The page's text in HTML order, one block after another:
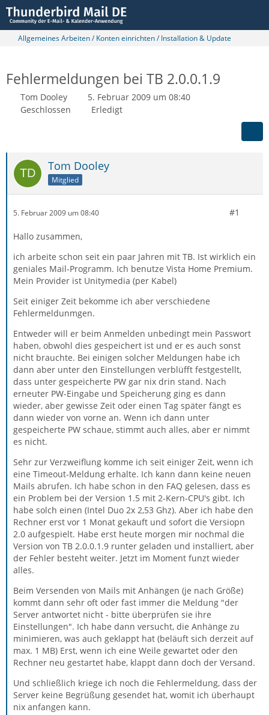
Allgemeines Arbeiten / Konten einrichten / Installation & Update
Fehlermeldungen bei TB 2.0.0.1.9
Tom Dooley
5. Februar 2009 um 08:40
Geschlossen
Erledigt
Tom Dooley
Mitglied
5. Februar 2009 um 08:40 #1
Hallo zusammen,
ich arbeite schon seit ein paar Jahren mit TB. Ist wirklich ein
geniales Mail-Programm. Ich benutze Vista Home Premium.
Mein Provider ist Unitymedia (per Kabel)
Seit einiger Zeit bekomme ich aber verschiedene
Fehlermeldunmgen.
Entweder will er beim Anmelden unbedingt mein Passwort
haben, obwohl dies gespeichert ist und er es auch sonst
nicht brauchte. Bei einigen solcher Meldungen habe ich
dann aber unter den Einstellungen verblüfft festgestellt,
dass unter gespeicherte PW gar nix drin stand. Nach
erneuter PW-Eingabe und Speicherung ging es dann
wieder, aber gewisse Zeit oder einen Tag später fängt es
dann wieder von vorne an. Wenn ich dann unter
gespeicherte PW schaue, stimmt auch alles, aber er nimmt
es nicht.
Sehr zur Verzweiflung komme ich seit einiger Zeit, wenn ich
eine Timeout-Meldung erhalte. Ich kann dann keine neuen
Mails abrufen. Ich habe schon in den FAQ gelesen, dass es
ein Problem bei der Version 1.5 mit 2-Kern-CPU's gibt. Ich
habe solch einen (Intel Duo 2x 2,53 Ghz). Aber ich habe den
Rechner erst vor 1 Monat gekauft und sofort die Versiopn
2.0 aufgespielt. Habe erst heute morgen mir nochmal die
Version von TB 2.0.0.1.9 runter geladen und installiert, aber
der Fehler besteht weiter. Jetzt im Moment funzt wieder
alles.
Beim Versenden von Mails mit Anhängen (je nach Größe)
kommt dann sehr oft oder fast immer die Meldung "der
Server antwortet nicht - bitte überprüfen sie ihre
Einstellungen". Ich habe dann versucht, die Anhänge zu
minimieren, was auch geklappt hat (beläuft sich derzeit auf
max. 1 MB) Erst, wenn ich eine Weile gewartet oder den
Rechner neu gestartet habe, klappt dann doch der Versand.
Und schließlich kriege ich noch die Fehlermeldung, dass der
Server keine Begrüßung gesendet hat, womit ich überhaupt
nix anfangen kann.